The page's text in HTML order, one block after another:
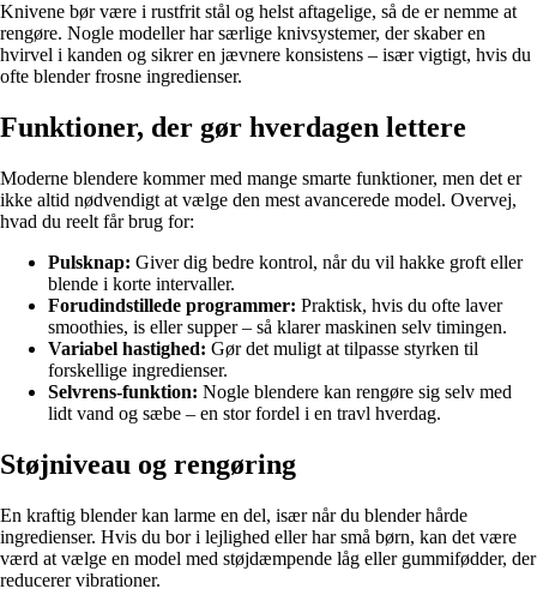
Knivene bør være i rustfrit stål og helst aftagelige, så de er nemme at
rengøre. Nogle modeller har særlige knivsystemer, der skaber en
hvirvel i kanden og sikrer en jævnere konsistens – især vigtigt, hvis du
ofte blender frosne ingredienser.
Funktioner, der gør hverdagen lettere
Moderne blendere kommer med mange smarte funktioner, men det er
ikke altid nødvendigt at vælge den mest avancerede model. Overvej,
hvad du reelt får brug for:
Pulsknap: Giver dig bedre kontrol, når du vil hakke groft eller
blende i korte intervaller.
Forudindstillede programmer: Praktisk, hvis du ofte laver
smoothies, is eller supper – så klarer maskinen selv timingen.
Variabel hastighed: Gør det muligt at tilpasse styrken til
forskellige ingredienser.
Selvrens-funktion: Nogle blendere kan rengøre sig selv med
lidt vand og sæbe – en stor fordel i en travl hverdag.
Støjniveau og rengøring
En kraftig blender kan larme en del, især når du blender hårde
ingredienser. Hvis du bor i lejlighed eller har små børn, kan det være
værd at vælge en model med støjdæmpende låg eller gummifødder, der
reducerer vibrationer.